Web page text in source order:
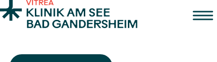
Zum Inhalt springen